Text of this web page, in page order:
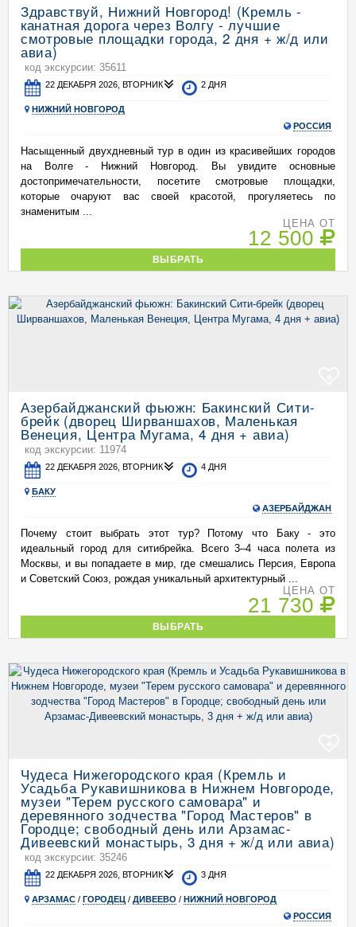
Здравствуй, Нижний Новгород! (Кремль -
канатная дорога через Волгу - лучшие
смотровые площадки города, 2 дня + ж/д или
авиа)
код экскурсии: 35611
22 ДЕКАБРЯ 2026, ВТОРНИК 2 ДНЯ
НИЖНИЙ НОВГОРОД
РОССИЯ
Насыщенный двухдневный тур в один из красивейших городов
на Волге - Нижний Новгород. Вы увидите основные
достопримечательности, посетите смотровые площадки,
которые очаруют вас своей красотой, прогуляетесь по
знаменитым ...
ЦЕНА ОТ
12 500
ВЫБРАТЬ
Азербайджанский фьюжн: Бакинский Сити-
брейк (дворец Ширваншахов, Маленькая
Венеция, Центра Мугама, 4 дня + авиа)
код экскурсии: 11974
22 ДЕКАБРЯ 2026, ВТОРНИК 4 ДНЯ
БАКУ
АЗЕРБАЙДЖАН
Почему стоит выбрать этот тур? Потому что Баку - это
идеальный город для ситибрейка. Всего 3–4 часа полета из
Москвы, и вы попадаете в мир, где смешались Персия, Европа
и Советский Союз, рождая уникальный архитектурный ...
ЦЕНА ОТ
21 730
ВЫБРАТЬ
Чудеса Нижегородского края (Кремль и
Усадьба Рукавишникова в Нижнем Новгороде,
музеи "Терем русского самовара" и
деревянного зодчества "Город Мастеров" в
Городце; свободный день или Арзамас-
Дивеевский монастырь, 3 дня + ж/д или авиа)
код экскурсии: 35246
22 ДЕКАБРЯ 2026, ВТОРНИК 3 ДНЯ
АРЗАМАС / ГОРОДЕЦ / ДИВЕЕВО / НИЖНИЙ НОВГОРОД
РОССИЯ